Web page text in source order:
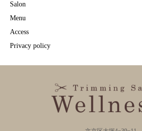
Salon
Menu
Access
Privacy policy